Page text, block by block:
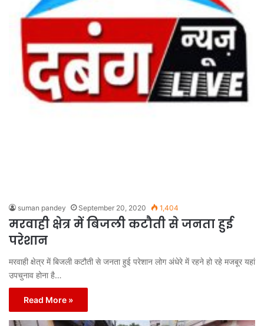
suman pandey September 20, 2020 1,404
मरवाही क्षेत्र में बिजली कटौती से जनता हुई
परेशान
मरवाही क्षेत्र में बिजली कटौती से जनता हुई परेशान लोग अंधेरे में रहने हो रहे मजबूर यहां
उपचुनाव होना है…
Read More »